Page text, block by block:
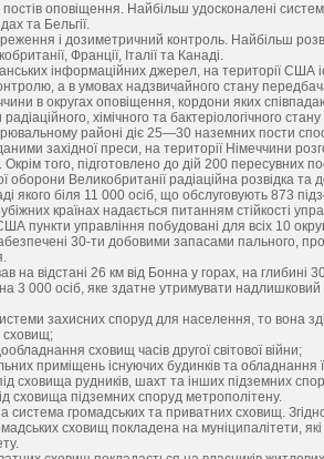
постів оповіщення. Найбільш удосконалені
та Бельгії.
і дозиметричний контроль. Найбільш
Франції, Італії та Канаді.
інформаційних джерел, на території США
а в умовах надзвичайного стану
в округах оповіщення, кордони яких
радіаційного, хімічного та бактеріологічного
районі діє 25—30 наземних пости
західної преси, на території Німеччини
того, підготовлено до дій 200 пересувних
оборони Великобританії радіаційна розвідка
якого біля 11 000 осіб, що обслуговують 873
країнах надається питанням стійкості
пункти управління побудовані для всіх 10
30-ти добовими запасами пального,
на відстані 26 км від Бонна у горах, на
на 3 000 осіб, яке здатне утримувати
захисних споруд для населення, то вона
сховищ;
сховищ часів другої світової війни;
приміщень існуючих будинків та обладнання
сховища рудників, шахт та інших підземних
сховища підземних споруд метрополітену.
система громадських та приватних сховищ.
сховищ покладена на муніципалітети,